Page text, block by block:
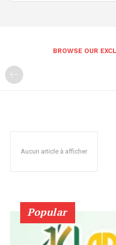
BROWSE OUR
Aucun article à afficher
Popular